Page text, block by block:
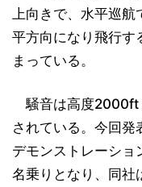
上向きで、水平巡航
平方向になり飛行す
まっている。
騒音は高度2000ft
されている。今回
デモンストレーショ
名乗りとなり、同社